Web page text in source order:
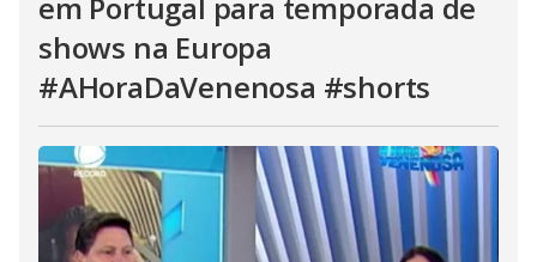
shows na Europa
#AHoraDaVenenosa #shorts